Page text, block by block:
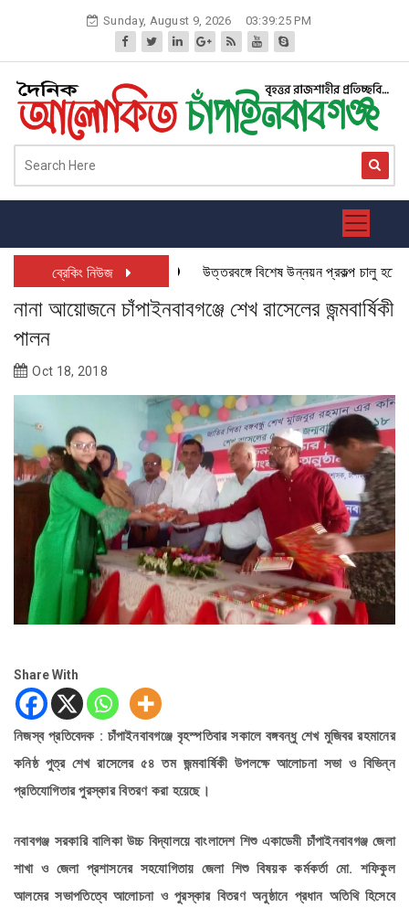
Sunday, August 9, 2026 03:39:26 PM
ব্রেকিং নিউজ উত্তরবঙ্গে বিশেষ উন্নয়ন প্রকল্প চালু হতে
নানা আয়োজনে চাঁপাইনবাবগঞ্জে শেখ রাসেলের জন্মবার্ষিকী
পালন
Oct 18, 2018
Share With
নিজস্ব প্রতিবেদক : চাঁপাইনবাবগঞ্জে বৃহস্পতিবার সকালে বঙ্গবন্ধু শেখ মুজিবর রহমানের
কনিষ্ঠ পুত্র শেখ রাসেলের ৫৪ তম জন্মবার্ষিকী উপলক্ষে আলোচনা সভা ও বিভিন্ন
প্রতিযোগিতার পুরস্কার বিতরণ করা হয়েছে।
নবাবগঞ্জ সরকারি বালিকা উচ্চ বিদ্যালয়ে বাংলাদেশ শিশু একাডেমী চাঁপাইনবাবগঞ্জ জেলা
শাখা ও জেলা প্রশাসনের সহযোগিতায় জেলা শিশু বিষয়ক কর্মকর্তা মো. শফিকুল
আলমের সভাপতিত্বে আলোচনা ও পুরস্কার বিতরণ অনুষ্ঠানে প্রধান অতিথি হিসেবে